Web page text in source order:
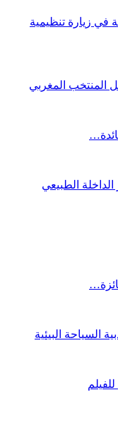
زيارة تنظيمية
المنتخب المغربي
الطبيعي
السياحة البيئية